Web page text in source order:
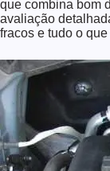
que combina bom
avaliação
fracos e tudo o